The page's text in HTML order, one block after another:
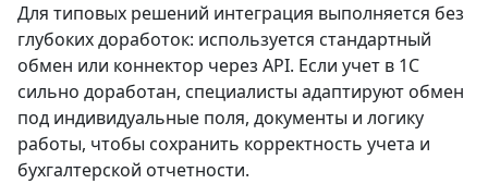
Для типовых решений интеграция выполняется без
глубоких доработок: используется стандартный
обмен или коннектор через API. Если учет в 1С
сильно доработан, специалисты адаптируют обмен
под индивидуальные поля, документы и логику
работы, чтобы сохранить корректность учета и
бухгалтерской отчетности.